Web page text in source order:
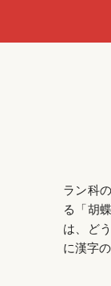
ラン科
る「胡
は、ど
に漢字